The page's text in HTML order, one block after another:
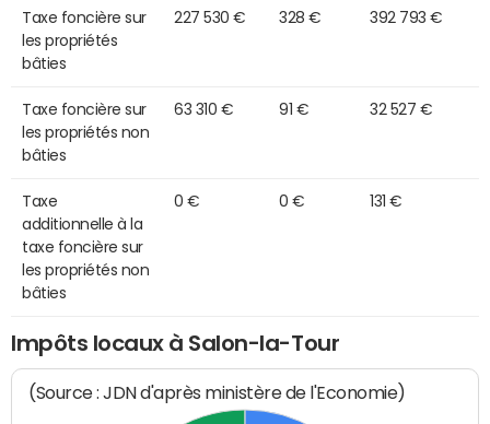
Taxe foncière sur
les propriétés
bâties
227 530 € 328 € 392 793 €
Taxe foncière sur
les propriétés non
bâties
63 310 € 91 € 32 527 €
Taxe
additionnelle à la
taxe foncière sur
les propriétés non
bâties
0 € 0 € 131 €
Impôts locaux à Salon-la-Tour
(Source : JDN d'après ministère de l'Economie)